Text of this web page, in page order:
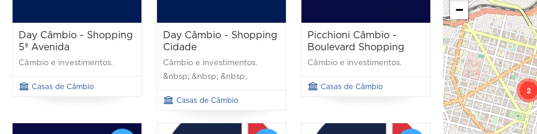
Day Câmbio - Shopping
5ª Avenida
Câmbio e investimentos.
Casas de Câmbio
Day Câmbio - Shopping
Cidade
Câmbio e investimentos.
&nbsp; &nbsp; &nbsp;
Casas de Câmbio
Picchioni Câmbio -
Boulevard Shopping
Câmbio e investimentos.
Casas de Câmbio 2
−